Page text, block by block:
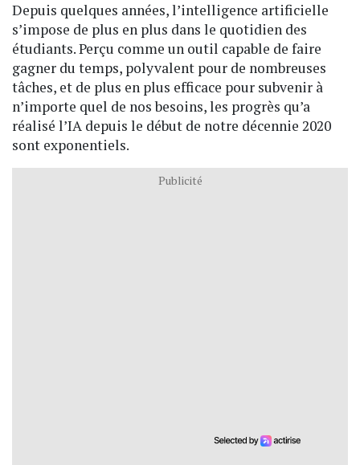
Depuis quelques années, l’intelligence artificielle
s’impose de plus en plus dans le quotidien des
étudiants. Perçu comme un outil capable de faire
gagner du temps, polyvalent pour de nombreuses
tâches, et de plus en plus efficace pour subvenir à
n’importe quel de nos besoins, les progrès qu’a
réalisé l’IA depuis le début de notre décennie 2020
sont exponentiels.
Publicité